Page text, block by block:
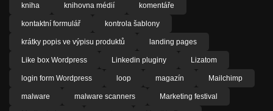
kniha knihovna médií komentáře
kontaktní formulář kontrola šablony
krátky popis ve výpisu produktů landing pages
Like box Wordpress Linkedin pluginy Lizatom
login form Wordpress loop magazín Mailchimp
malware malware scanners Marketing festival